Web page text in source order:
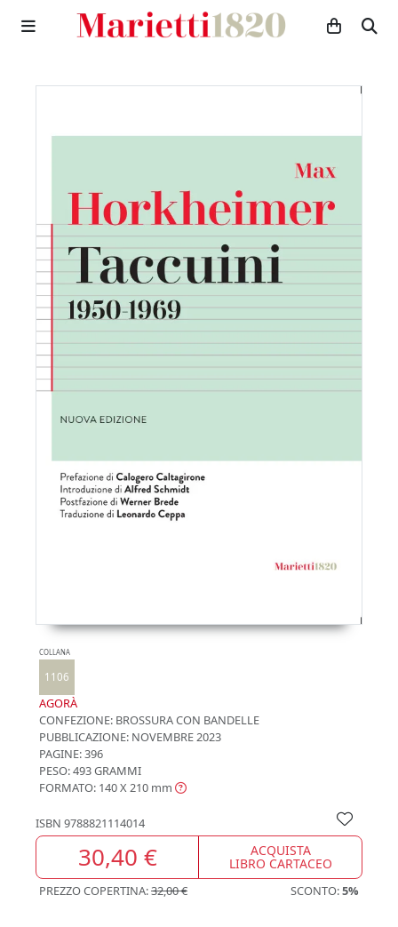
COLLANA
1106
AGORÀ
CONFEZIONE: BROSSURA CON BANDELLE
PUBBLICAZIONE: NOVEMBRE 2023
PAGINE: 396
PESO: 493 GRAMMI
FORMATO: 140 X 210 mm
ISBN 9788821114014
30,40 € ACQUISTA
LIBRO CARTACEO
PREZZO COPERTINA:32,00 € SCONTO:5%